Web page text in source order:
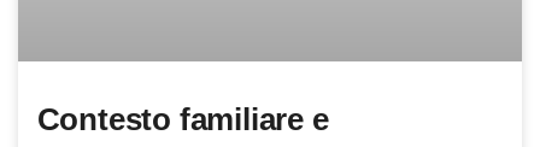
Contesto familiare e